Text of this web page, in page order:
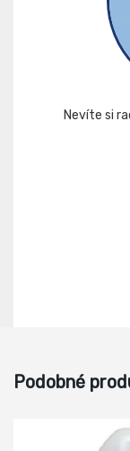
Nevíte si
Podobné